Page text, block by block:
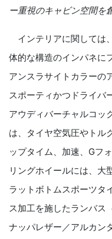
ー重視のキャビン空間を
インテリアに関しては
体的な構造のインパネに
アンスラサイトカラーの
スポーティかつドライバ
アウディバーチャルコッ
は、タイヤ空気圧やトル
ップタイム、加速、Gフ
リングホイールには、大
ラットボトムスポーツタ
ス加工を施したランバス
ナッパレザー／アルカン